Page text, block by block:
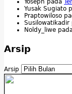
Yusak Sugiato
Praptowiloso
Susilowatikadir
Noldy_liwe
Arsip
Arsip